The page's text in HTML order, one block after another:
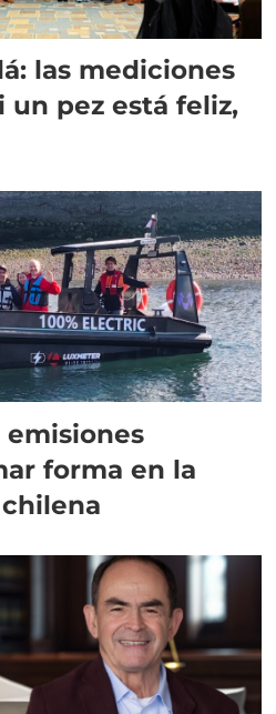
las mediciones
un pez está feliz,
emisiones
forma en la